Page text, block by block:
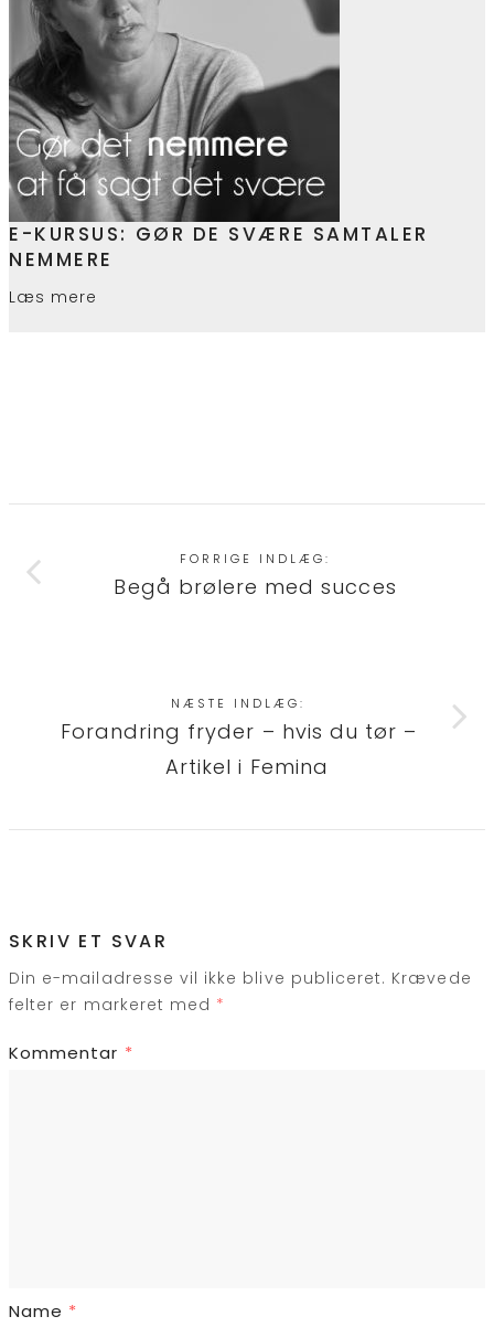
E-KURSUS: GØR DE SVÆRE SAMTALER
NEMMERE
Læs mere
FORRIGE INDLÆG:
Begå brølere med succes
NÆSTE INDLÆG:
Forandring fryder – hvis du tør –
Artikel i Femina
SKRIV ET SVAR
Din e-mailadresse vil ikke blive publiceret. Krævede
felter er markeret med *
Kommentar *
Name *